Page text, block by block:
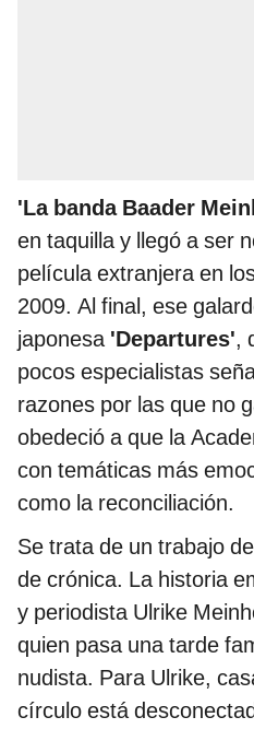
'La banda Baader
en taquilla y llegó a ser
película extranjera en
2009. Al final, ese
japonesa 'Departures',
pocos especialistas
razones por las que no
obedeció a que la
con temáticas más
como la reconciliación.
Se trata de un trabajo
de crónica. La historia
y periodista Ulrike
quien pasa una tarde
nudista. Para Ulrike,
círculo está